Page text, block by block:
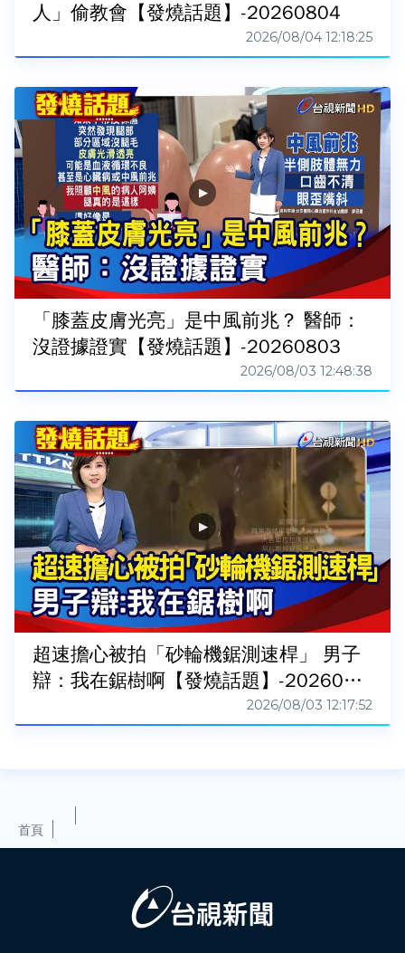
人」偷教會【發燒話題】-20260804
2026/08/04 12:18:25
「膝蓋皮膚光亮」是中風前兆？ 醫師：
沒證據證實【發燒話題】-20260803
2026/08/03 12:48:38
超速擔心被拍「砂輪機鋸測速桿」 男子
辯：我在鋸樹啊【發燒話題】-2026080
2026/08/03 12:17:52
首頁